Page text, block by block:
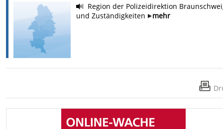
Region der Polizeidirektion
und Zuständigkeiten
mehr